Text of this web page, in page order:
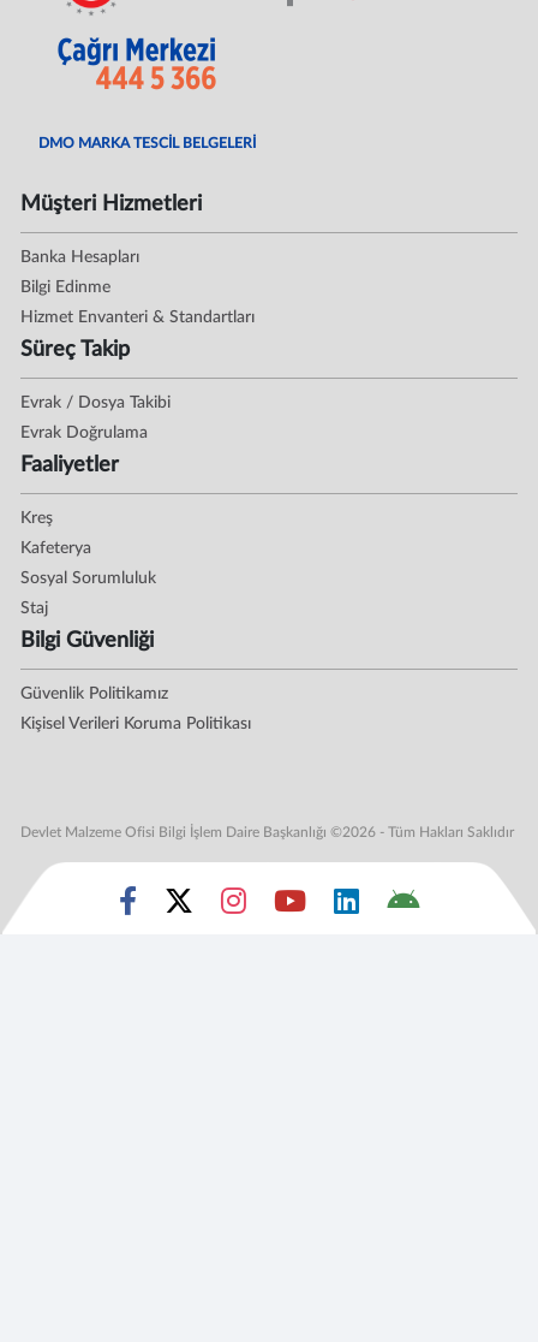
DMO MARKA TESCİL BELGELERİ
Müşteri Hizmetleri
Banka Hesapları
Bilgi Edinme
Hizmet Envanteri & Standartları
Süreç Takip
Evrak / Dosya Takibi
Evrak Doğrulama
Faaliyetler
Kreş
Kafeterya
Sosyal Sorumluluk
Staj
Bilgi Güvenliği
Güvenlik Politikamız
Kişisel Verileri Koruma Politikası
Devlet Malzeme Ofisi Bilgi İşlem Daire Başkanlığı ©2026 - Tüm Hakları Saklıdır